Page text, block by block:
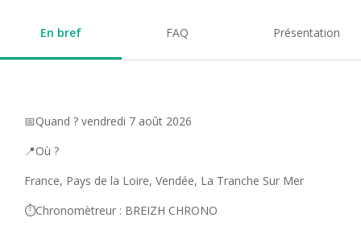
En bref FAQ Présentation
📅Quand ? vendredi 7 août 2026
📍Où ?
France, Pays de la Loire, Vendée, La Tranche Sur Mer
⏱️Chronomètreur : BREIZH CHRONO